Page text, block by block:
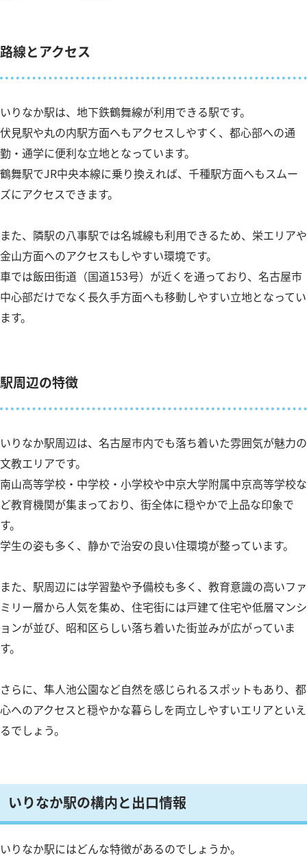
路線とアクセス
いりなか駅は、地下鉄鶴舞線が利用できる駅です。
伏見駅や丸の内駅方面へもアクセスしやすく、都心部への通
勤・通学に便利な立地となっています。
鶴舞駅でJR中央本線に乗り換えれば、千種駅方面へもスムー
ズにアクセスできます。
また、隣駅の八事駅では名城線も利用できるため、栄エリアや
金山方面へのアクセスもしやすい環境です。
車では飯田街道（国道153号）が近くを通っており、名古屋市
中心部だけでなく長久手方面へも移動しやすい立地となってい
ます。
駅周辺の特徴
いりなか駅周辺は、名古屋市内でも落ち着いた雰囲気が魅力の
文教エリアです。
南山高等学校・中学校・小学校や中京大学附属中京高等学校な
ど教育機関が集まっており、街全体に穏やかで上品な印象で
す。
学生の姿も多く、静かで治安の良い住環境が整っています。
また、駅周辺には学習塾や予備校も多く、教育意識の高いファ
ミリー層から人気を集め、住宅街には戸建て住宅や低層マンシ
ョンが並び、昭和区らしい落ち着いた街並みが広がっていま
す。
さらに、隼人池公園など自然を感じられるスポットもあり、都
心へのアクセスと穏やかな暮らしを両立しやすいエリアといえ
るでしょう。
いりなか駅の構内と出口情報
いりなか駅にはどんな特徴があるのでしょうか。